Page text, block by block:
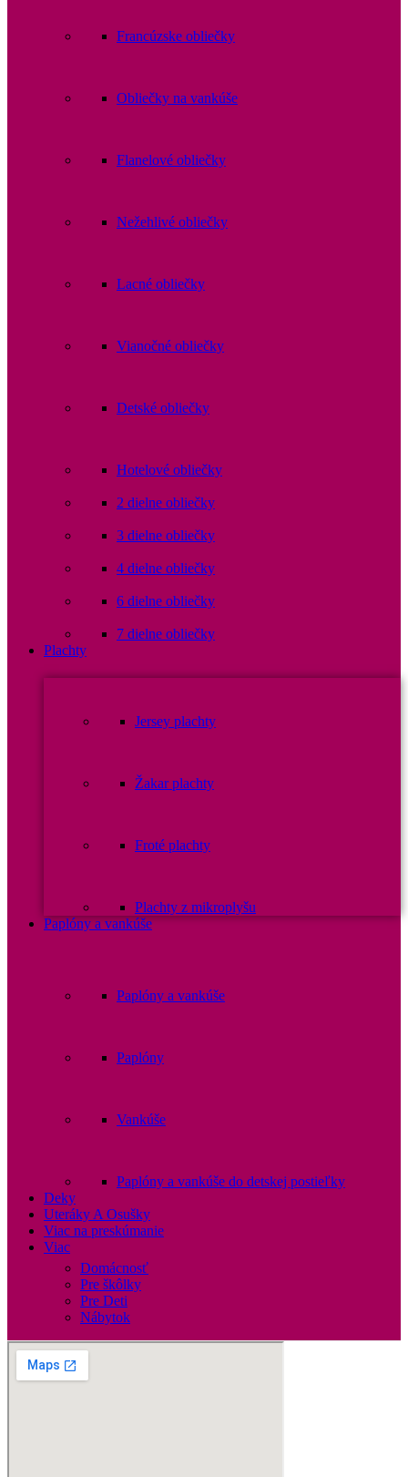
Francúzske obliečky
Obliečky na vankúše
Flanelové obliečky
Nežehlivé obliečky
Lacné obliečky
Vianočné obliečky
Detské obliečky
Hotelové obliečky
2 dielne obliečky
3 dielne obliečky
4 dielne obliečky
6 dielne obliečky
7 dielne obliečky
Plachty
Jersey plachty
Žakar plachty
Froté plachty
Plachty z mikroplyšu
Paplóny a vankúše
Paplóny a vankúše
Paplóny
Vankúše
Paplóny a vankúše do detskej postieľky
Deky
Uteráky A Osušky
Viac na preskúmanie
Viac
Domácnosť
Pre škôlky
Pre Deti
Nábytok